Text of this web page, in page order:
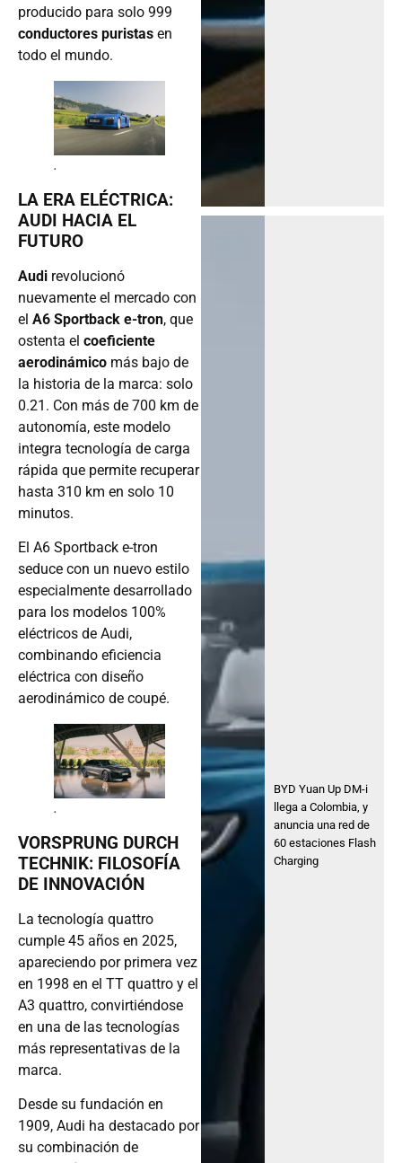
producido para solo 999
conductores puristas en
todo el mundo.
.
LA ERA ELÉCTRICA:
AUDI HACIA EL
FUTURO
Audi revolucionó
nuevamente el mercado con
el A6 Sportback e-tron, que
ostenta el coeficiente
aerodinámico más bajo de
la historia de la marca: solo
0.21. Con más de 700 km de
autonomía, este modelo
integra tecnología de carga
rápida que permite recuperar
hasta 310 km en solo 10
minutos.
El A6 Sportback e-tron
seduce con un nuevo estilo
especialmente desarrollado
para los modelos 100%
eléctricos de Audi,
combinando eficiencia
eléctrica con diseño
aerodinámico de coupé.
.
VORSPRUNG DURCH
TECHNIK: FILOSOFÍA
DE INNOVACIÓN
La tecnología quattro
cumple 45 años en 2025,
apareciendo por primera vez
en 1998 en el TT quattro y el
A3 quattro, convirtiéndose
en una de las tecnologías
más representativas de la
marca.
Desde su fundación en
1909, Audi ha destacado por
su combinación de
BYD Yuan Up DM-i
llega a Colombia, y
anuncia una red de
60 estaciones Flash
Charging